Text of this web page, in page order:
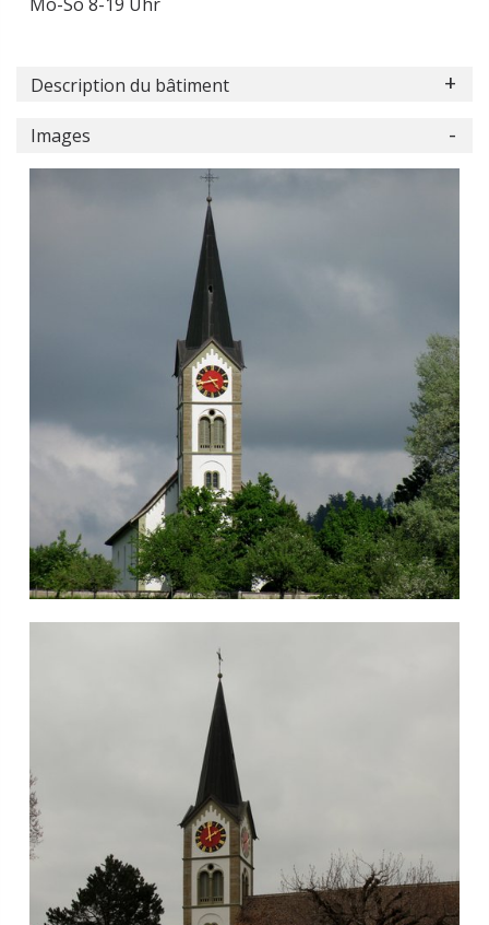
Description du bâtiment
Images